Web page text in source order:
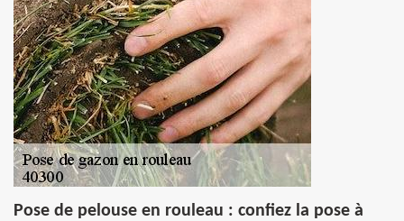
Pose de pelouse en rouleau : confiez la pose à